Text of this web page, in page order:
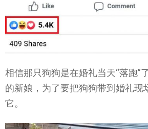
相信那只狗狗是在婚礼当天“落跑”
的新娘，为了要把狗狗带到婚礼现
它。